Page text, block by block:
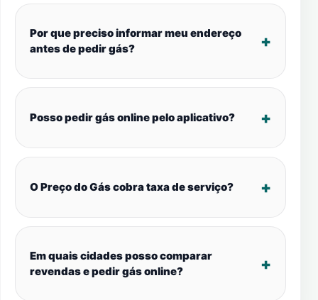
Por que preciso informar meu endereço
antes de pedir gás?
Posso pedir gás online pelo aplicativo?
O Preço do Gás cobra taxa de serviço?
Em quais cidades posso comparar
revendas e pedir gás online?